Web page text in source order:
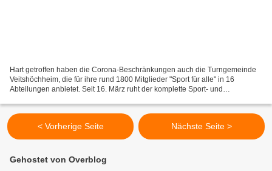
Hart getroffen haben die Corona-Beschränkungen auch die Turngemeinde
Veitshöchheim, die für ihre rund 1800 Mitglieder "Sport für alle" in 16
Abteilungen anbietet. Seit 16. März ruht der komplette Sport- und
< Vorherige Seite Nächste Seite >
Gehostet von Overblog